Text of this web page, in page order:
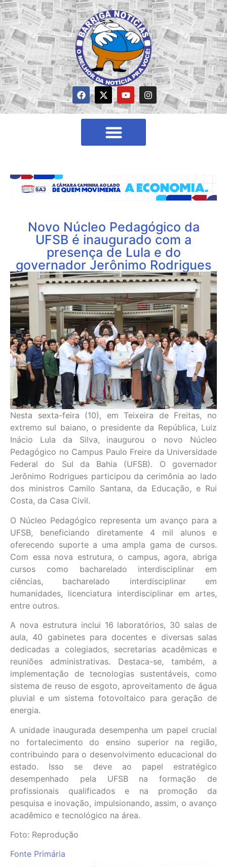
Novo Núcleo Pedagógico da
UFSB é inaugurado com a
presença de Lula e do
governador Jerônimo Rodrigues
Nesta sexta-feira (10), em Teixeira de Freitas, no
extremo sul baiano, o presidente da República, Luiz
Inácio Lula da Silva, inaugurou o novo Núcleo
Pedagógico no Campus Paulo Freire da Universidade
Federal do Sul da Bahia (UFSB). O governador
Jerônimo Rodrigues participou da cerimônia ao lado
dos ministros Camilo Santana, da Educação, e Rui
Costa, da Casa Civil.
O Núcleo Pedagógico representa um avanço para a
UFSB, beneficiando diretamente 4 mil alunos e
oferecendo suporte a uma ampla gama de cursos.
Com essa nova estrutura, o campus, agora, abriga
cursos como bacharelado interdisciplinar em
ciências, bacharelado interdisciplinar em
humanidades, licenciatura interdisciplinar em artes,
entre outros.
A nova estrutura inclui 16 laboratórios, 30 salas de
aula, 40 gabinetes para docentes e diversas salas
dedicadas a colegiados, secretarias acadêmicas e
reuniões administrativas. Destaca-se, também, a
implementação de tecnologias sustentáveis, como
sistema de reuso de esgoto, aproveitamento de água
pluvial e um sistema fotovoltaico para geração de
energia.
A unidade inaugurada desempenha um papel crucial
no fortalecimento do ensino superior na região,
contribuindo para o desenvolvimento educacional do
estado. Isso se deve ao papel estratégico
desempenhado pela UFSB na formação de
profissionais qualificados e na promoção da
pesquisa e inovação, impulsionando, assim, o avanço
acadêmico e tecnológico na área.
Foto: Reprodução
Fonte Primária